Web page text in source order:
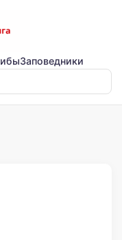
Заповедники